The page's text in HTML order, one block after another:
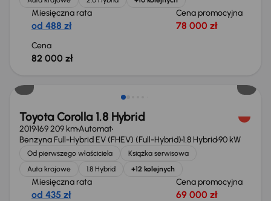
Miesięczna rata
od 488 zł
Cena promocyjna
78 000 zł
Cena
82 000 zł
Toyota Corolla 1.8 Hybrid
2019169 209 kmAutomat
Benzyna Full-Hybrid EV (FHEV) (Full-Hybrid)1.8 Hybrid90 kW
Od pierwszego właściciela
Książka serwisowa
Auta krajowe
1.8 Hybrid +12 kolejnych
Miesięczna rata
od 435 zł
Cena promocyjna
69 000 zł